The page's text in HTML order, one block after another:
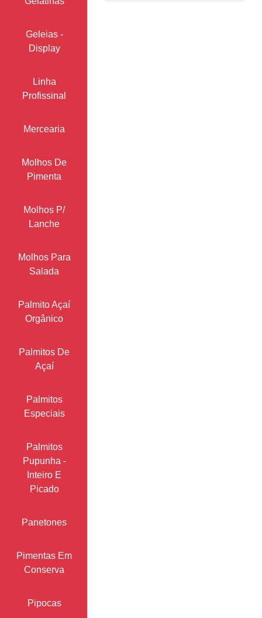
Geleias -
Display
Linha
Profissinal
Mercearia
Molhos De
Pimenta
Molhos P/
Lanche
Molhos Para
Salada
Palmito Açaí
Orgânico
Palmitos De
Açaí
Palmitos
Especiais
Palmitos
Pupunha -
Inteiro E
Picado
Panetones
Pimentas Em
Conserva
Pipocas